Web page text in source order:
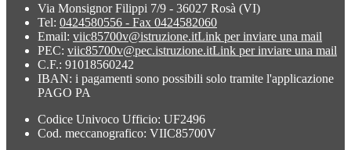
Via Monsignor Filippi 7/9 - 36027 Rosà (VI)
Tel: 0424580556 - Fax 0424582060
Email: viic85700v@istruzione.itLink per inviare una mail
PEC: viic85700v@pec.istruzione.itLink per inviare una mail
C.F.: 91018560242
IBAN: i pagamenti sono possibili solo tramite l'applicazione
PAGO PA
Codice Univoco Ufficio: UF2496
Cod. meccanografico: VIIC85700V